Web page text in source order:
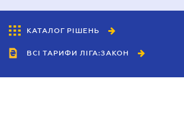
КАТАЛОГ РІШЕНЬ
ВСІ ТАРИФИ ЛІГА:ЗАКОН